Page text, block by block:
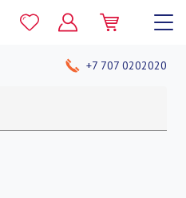
+7 707 0202020